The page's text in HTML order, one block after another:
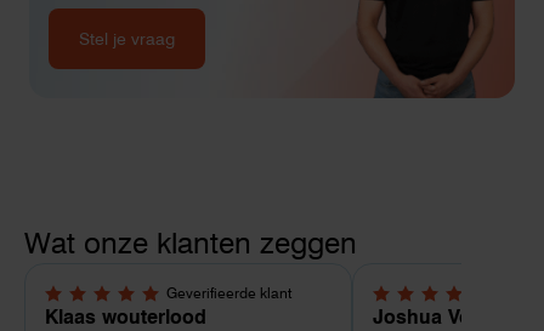
Stel je vraag
Wat onze klanten zeggen
Geverifieerde klant
5,0 van 5 sterren
Klaas wouterlood
5,0 van 5 sterren
Joshua Verdonk